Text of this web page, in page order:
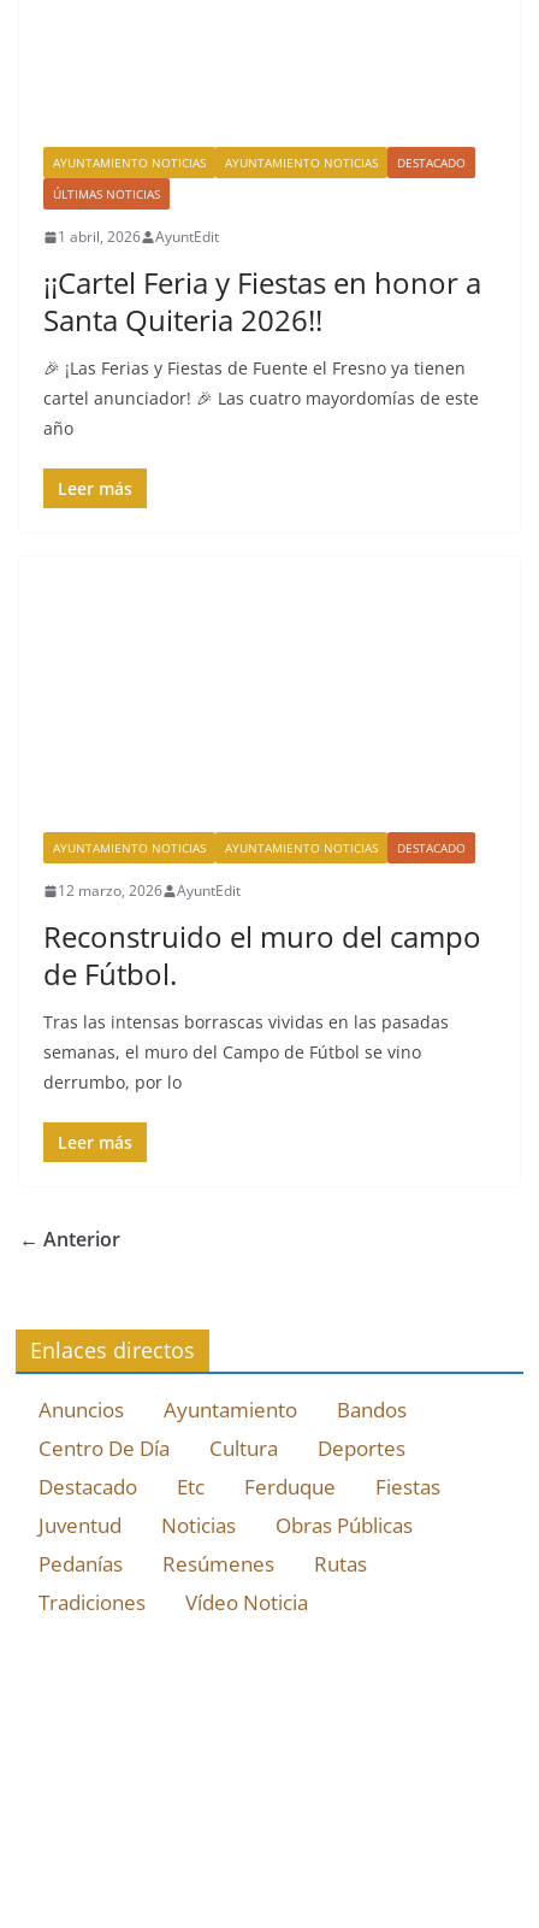
AYUNTAMIENTO NOTICIAS AYUNTAMIENTO NOTICIAS
DESTACADO
ÚLTIMAS NOTICIAS
1 abril, 2026 AyuntEdit
¡¡Cartel Feria y Fiestas en honor a
Santa Quiteria 2026!!
🎉 ¡Las Ferias y Fiestas de Fuente el Fresno ya tienen
cartel anunciador! 🎉 Las cuatro mayordomías de este
año
Leer más
AYUNTAMIENTO NOTICIAS AYUNTAMIENTO NOTICIAS DESTACADO
12 marzo, 2026 AyuntEdit
Reconstruido el muro del campo
de Fútbol.
Tras las intensas borrascas vividas en las pasadas
semanas, el muro del Campo de Fútbol se vino
derrumbo, por lo
Leer más
← Anterior
Enlaces directos
Anuncios Ayuntamiento
Bandos
Centro De Día
Cultura
Deportes
Destacado
Etc Ferduque
Fiestas
Juventud
Noticias
Obras Públicas
Pedanías
Resúmenes
Rutas
Tradiciones
Vídeo Noticia